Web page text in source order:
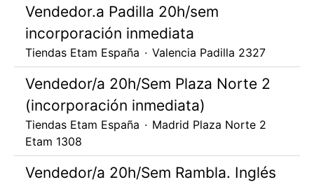
Vendedor.a Padilla 20h/sem
incorporación inmediata
Tiendas Etam España · Valencia Padilla 2327
Vendedor/a 20h/Sem Plaza Norte 2
(incorporación inmediata)
Tiendas Etam España · Madrid Plaza Norte 2
Etam 1308
Vendedor/a 20h/Sem Rambla. Inglés